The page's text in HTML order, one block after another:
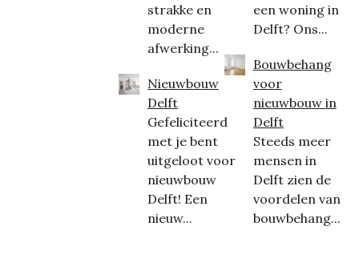
strakke en
moderne
afwerking...
Nieuwbouw
Delft
Gefeliciteerd
met je bent
uitgeloot voor
nieuwbouw
Delft! Een
nieuw...
een woning in
Delft? Ons...
Bouwbehang
voor
nieuwbouw in
Delft
Steeds meer
mensen in
Delft zien de
voordelen van
bouwbehang...